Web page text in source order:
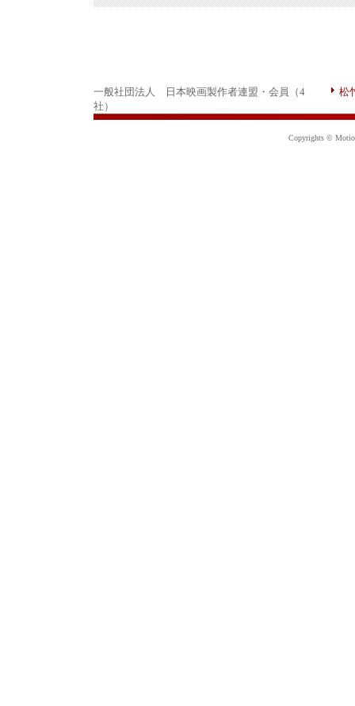
一般社団法人 日本映画製作者連盟・会員（4
社）
松
Copyrights ©